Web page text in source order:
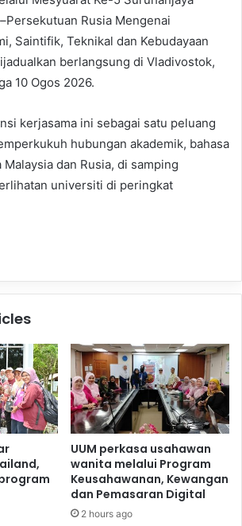
Rusia Mengenai
Saintifik, Teknikal dan Kebudayaan
berlangsung di Vladivostok,
10 Ogos 2026.
kerjasama ini sebagai satu peluang
hubungan akademik, bahasa
dan Rusia, di samping
universiti di peringkat
UUM perkasa usahawan
wanita melalui Program
Keusahawanan, Kewangan
dan Pemasaran Digital
2 hours ago